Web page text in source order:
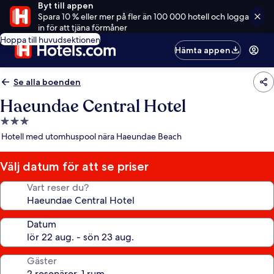
Byt till appen
Spara 10 % eller mer på fler än 100 000 hotell och logga
in för att tjäna förmåner
Hoppa till huvudsektionen
Hämta appen
Se alla boenden
Haeundae Central Hotel
3.0-
stjärnigt
Hotell med utomhuspool nära Haeundae Beach
Välj datum för att se priser
Vart reser du?
Datum
Gäster